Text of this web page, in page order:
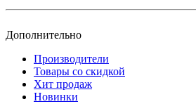
Дополнительно
Производители
Товары со скидкой
Хит продаж
Новинки